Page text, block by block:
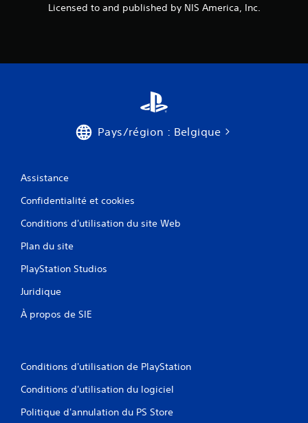
Licensed to and published by NIS America, Inc.
Pays/région : Belgique
Assistance
Confidentialité et cookies
Conditions d'utilisation du site Web
Plan du site
PlayStation Studios
Juridique
À propos de SIE
Conditions d'utilisation de PlayStation
Conditions d'utilisation du logiciel
Politique d'annulation du PS Store